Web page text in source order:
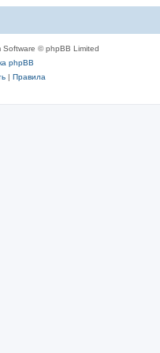
Software © phpBB Limited
phpBB
| Правила